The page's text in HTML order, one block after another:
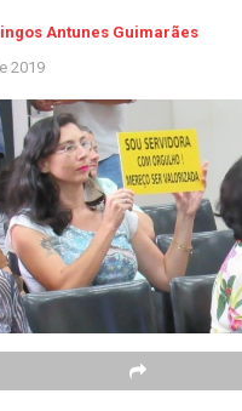
Antunes Guimarães
2019